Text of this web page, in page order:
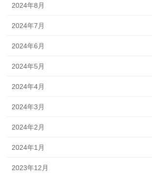
2024年8月
2024年7月
2024年6月
2024年5月
2024年4月
2024年3月
2024年2月
2024年1月
2023年12月